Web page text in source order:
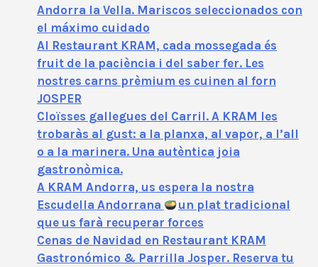
Andorra la Vella. Mariscos seleccionados con
el máximo cuidado
Al Restaurant KRAM, cada mossegada és
fruit de la paciència i del saber fer. Les
nostres carns prèmium es cuinen al forn
JOSPER
Cloïsses gallegues del Carril. A KRAM les
trobaràs al gust: a la planxa, al vapor, a l’all
o a la marinera. Una autèntica joia
gastronòmica.
A KRAM Andorra, us espera la nostra
Escudella Andorrana
un plat tradicional
que us farà recuperar forces
Cenas de Navidad en Restaurant KRAM
Gastronómico & Parrilla Josper. Reserva tu